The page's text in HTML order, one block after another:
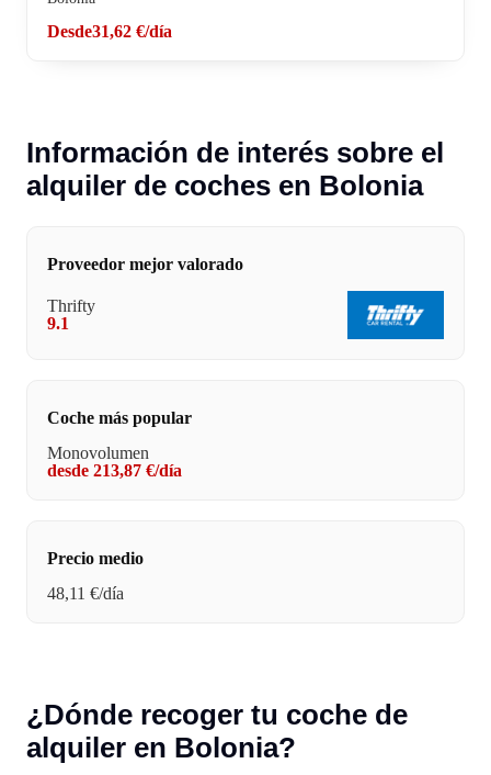
Desde31,62 €/día
Información de interés sobre el
alquiler de coches en Bolonia
Proveedor mejor valorado
Thrifty
9.1
Coche más popular
Monovolumen
desde 213,87 €/día
Precio medio
48,11 €/día
¿Dónde recoger tu coche de
alquiler en Bolonia?